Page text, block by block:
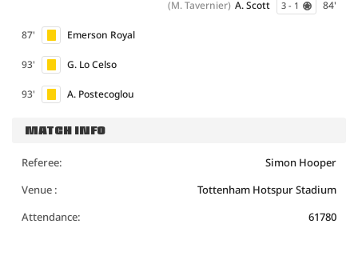
84'
3 - 1
A. Scott
(M. Tavernier)
87' Emerson Royal
93' G. Lo Celso
93' A. Postecoglou
MATCH INFO
Referee:
Simon Hooper
Venue :
Tottenham Hotspur Stadium
Attendance:
61780